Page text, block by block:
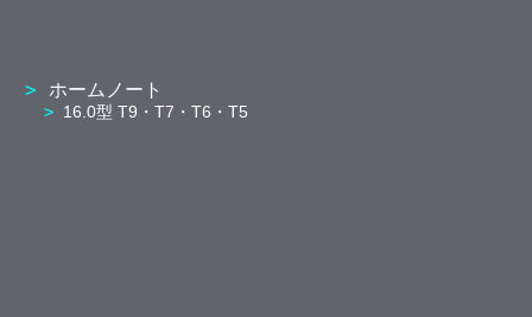
ホームノート
16.0型 T9・T7・T6・T5